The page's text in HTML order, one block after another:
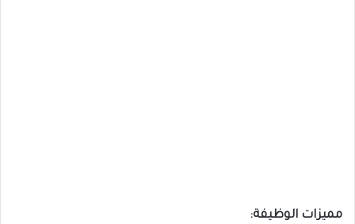
مميزات الوظيفة: